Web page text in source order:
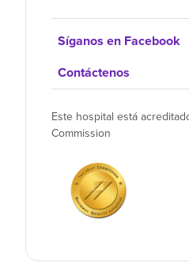
Síganos en Facebook
Contáctenos
Este hospital está
Commission